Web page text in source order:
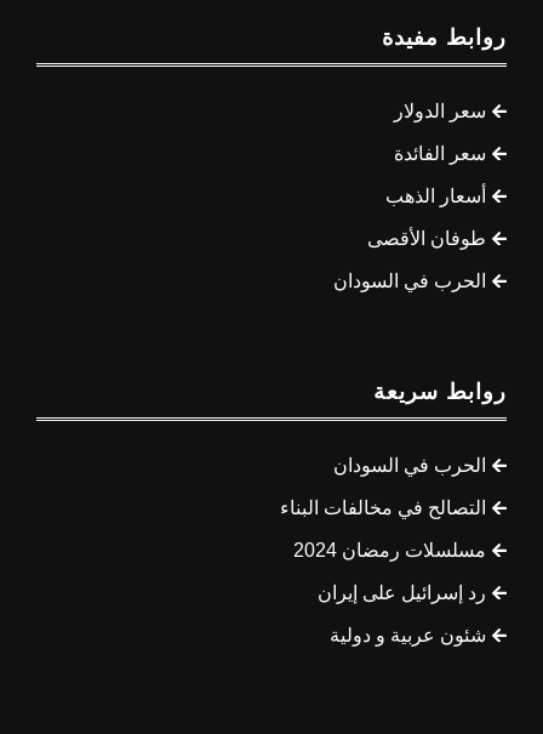
روابط مفيدة
سعر الدولار
سعر الفائدة
أسعار الذهب
طوفان الأقصى
الحرب في السودان
روابط سريعة
الحرب في السودان
التصالح في مخالفات البناء
مسلسلات رمضان 2024
رد إسرائيل على إيران
شئون عربية و دولية